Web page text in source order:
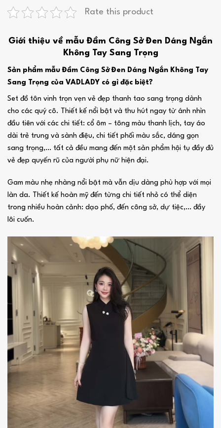
Rate this product
Giới thiệu về mẫu Đầm Công Sở Đen Dáng Ngắn
Không Tay Sang Trọng
Sản phẩm mẫu Đầm Công Sở Đen Dáng Ngắn Không Tay
Sang Trọng của VADLADY có gì đặc biệt?
Set đồ tôn vinh trọn vẹn vẻ đẹp thanh tao sang trọng dành
cho các quý cô. Thiết kế nổi bật và thu hút ngay từ ánh nhìn
đầu tiên với các chi tiết: cổ ôm – tông màu thanh lịch, tay áo
dài trẻ trung và sành điệu, chi tiết phối màu sắc, dáng gọn
sang trọng,… tất cả đều mang đến một sản phẩm hội tụ đầy đủ
vẻ đẹp quyến rũ của người phụ nữ hiện đại.
Gam màu nhẹ nhàng nổi bật mà vẫn dịu dàng phù hợp với mọi
làn da. Thiết kế hoàn mỹ đến từng chi tiết nhỏ có thể diện
trong nhiều hoàn cảnh: dạo phố, đến công sở, dự tiệc,… đầy
lôi cuốn.